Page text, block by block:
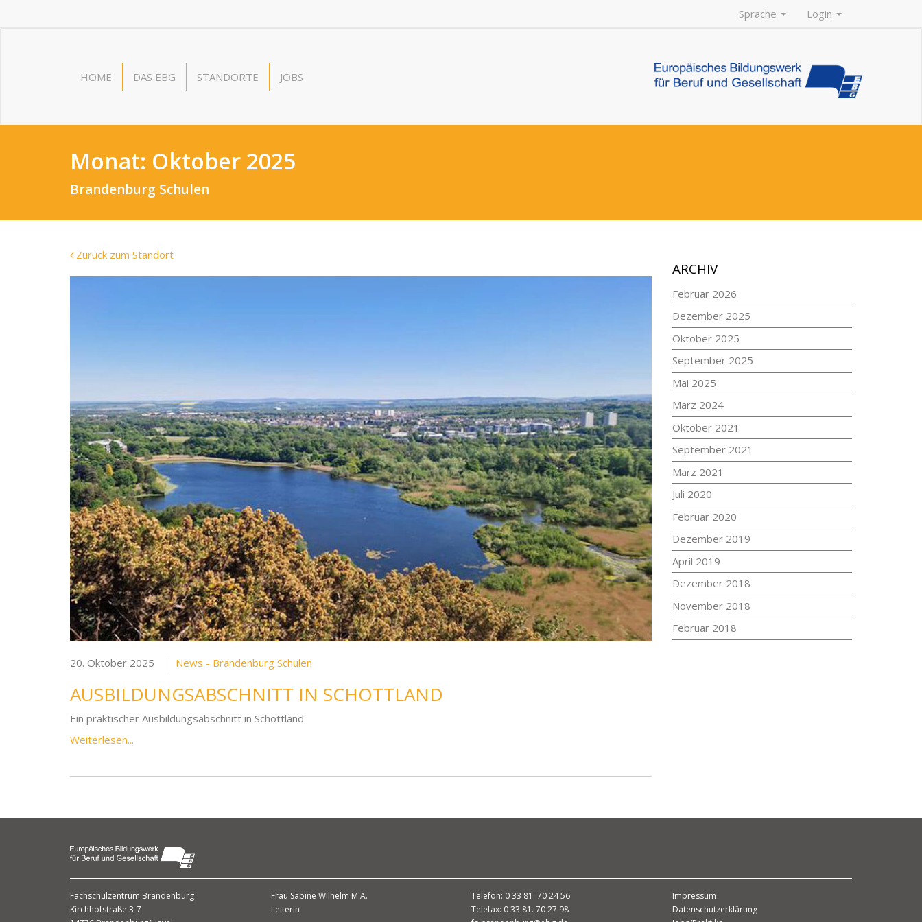
Sprache Login
HOME DAS EBG STANDORTE JOBS
Monat: Oktober 2025
Brandenburg Schulen
Zurück zum Standort
20. Oktober 2025 News - Brandenburg Schulen
AUSBILDUNGSABSCHNITT IN SCHOTTLAND
Ein praktischer Ausbildungsabschnitt in Schottland
Weiterlesen...
ARCHIV
Februar 2026
Dezember 2025
Oktober 2025
September 2025
Mai 2025
März 2024
Oktober 2021
September 2021
März 2021
Juli 2020
Februar 2020
Dezember 2019
April 2019
Dezember 2018
November 2018
Februar 2018
Fachschulzentrum Brandenburg
Kirchhofstraße 3-7
Frau Sabine Wilhelm M.A.
Leiterin
Telefon: 0 33 81. 70 24 56
Telefax: 0 33 81. 70 27 98
Impressum
Datenschutzerklärung